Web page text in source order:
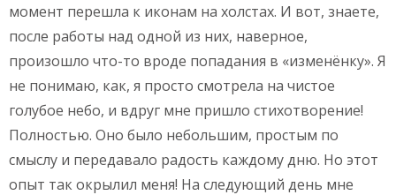
момент перешла к иконам на холстах. И вот, знаете,
после работы над одной из них, наверное,
произошло что-то вроде попадания в «изменёнку». Я
не понимаю, как, я просто смотрела на чистое
голубое небо, и вдруг мне пришло стихотворение!
Полностью. Оно было небольшим, простым по
смыслу и передавало радость каждому дню. Но этот
опыт так окрылил меня! На следующий день мне